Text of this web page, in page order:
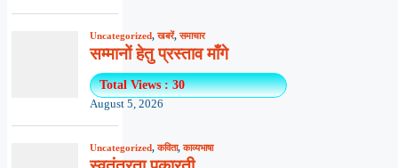
Uncategorized,खबरें,समाचार
सम्मानों हेतु प्रस्ताव माँगे
Total Views : 30
August 5, 2026
Uncategorized,कविता,काव्यभाषा